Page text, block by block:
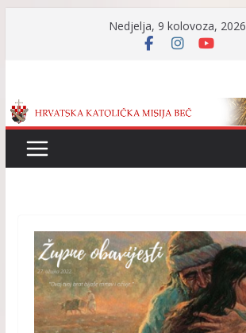
Nedjelja, 9 kolovoza, 2026